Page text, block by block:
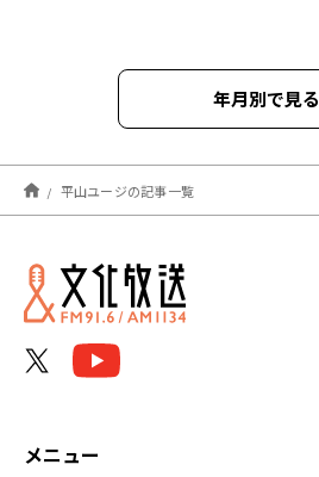
年月別で見る
2024年01月
平山ユージの記事一覧
メニュー